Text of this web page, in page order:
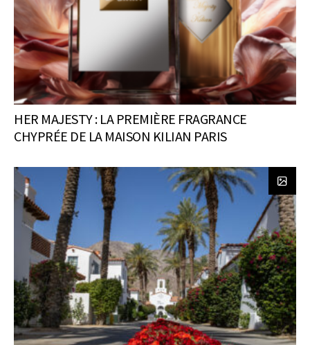
HER MAJESTY : LA PREMIÈRE FRAGRANCE
CHYPRÉE DE LA MAISON KILIAN PARIS